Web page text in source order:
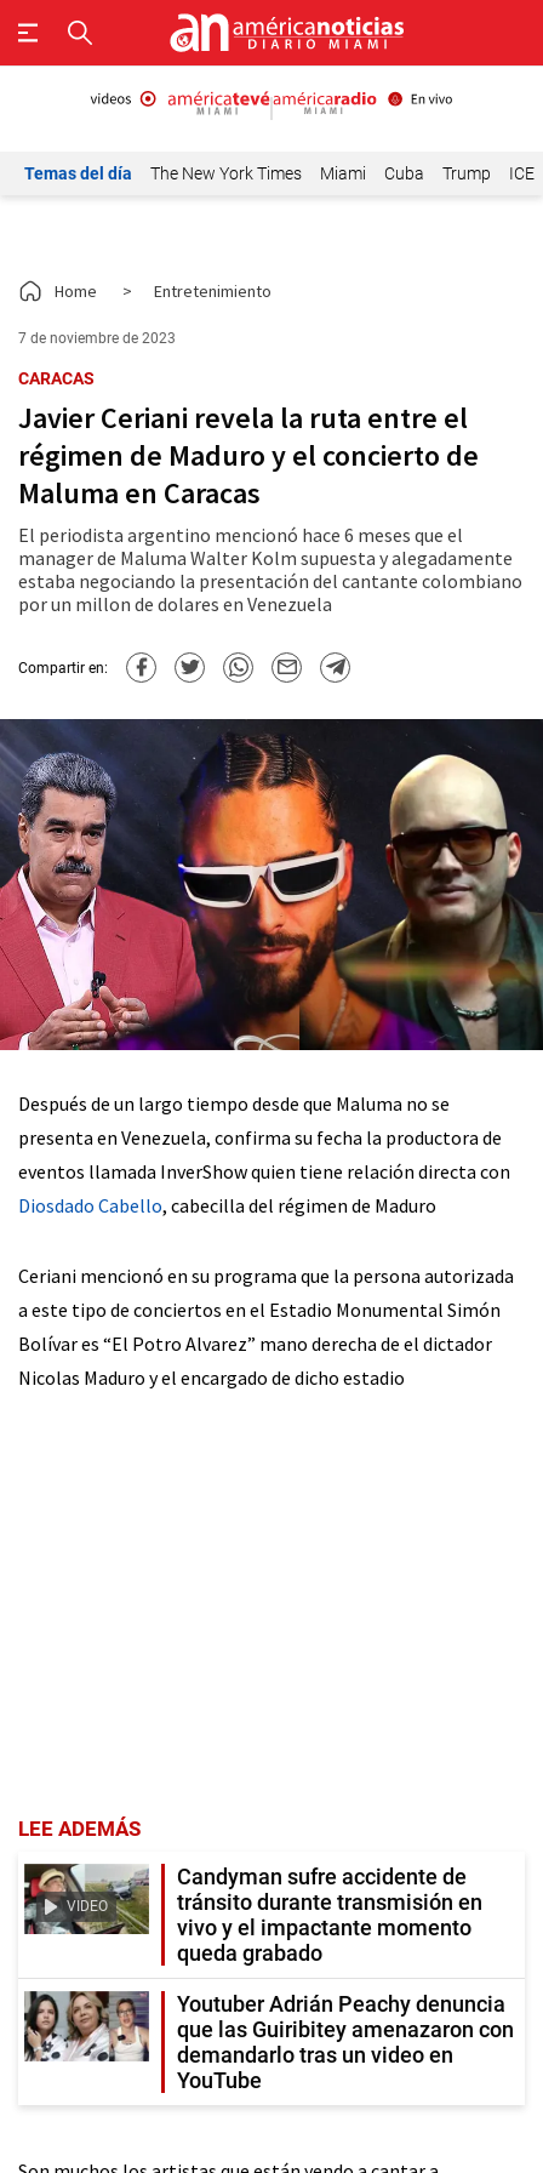
Temas del día The New York Times Miami Cuba Trump ICE
Home > Entretenimiento
7 de noviembre de 2023
CARACAS
Javier Ceriani revela la ruta entre el
régimen de Maduro y el concierto de
Maluma en Caracas
El periodista argentino mencionó hace 6 meses que el
manager de Maluma Walter Kolm supuesta y alegadamente
estaba negociando la presentación del cantante colombiano
por un millon de dolares en Venezuela
Compartir en:
Después de un largo tiempo desde que Maluma no se
presenta en Venezuela, confirma su fecha la productora de
eventos llamada InverShow quien tiene relación directa con
Diosdado Cabello, cabecilla del régimen de Maduro
Ceriani mencionó en su programa que la persona autorizada
a este tipo de conciertos en el Estadio Monumental Simón
Bolívar es “El Potro Alvarez” mano derecha de el dictador
Nicolas Maduro y el encargado de dicho estadio
LEE ADEMÁS
VIDEO
Candyman sufre accidente de
tránsito durante transmisión en
vivo y el impactante momento
queda grabado
Youtuber Adrián Peachy denuncia
que las Guiribitey amenazaron con
demandarlo tras un video en
YouTube